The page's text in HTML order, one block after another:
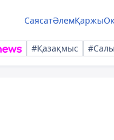
СаясатӘлемҚаржы
#Қазақмыс